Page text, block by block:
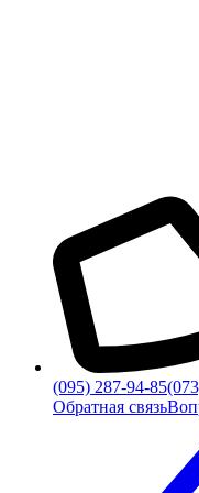
(095) 287-94-85
Обратная связь